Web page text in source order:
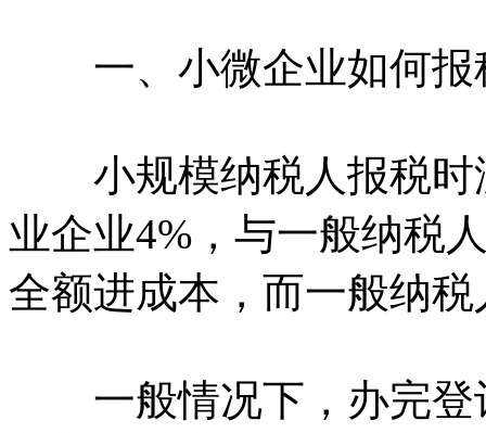
一、小微企业如何
小规模纳税人报税时
业企业4%，与一般纳税
全额进成本，而一般纳
一般情况下，办完登